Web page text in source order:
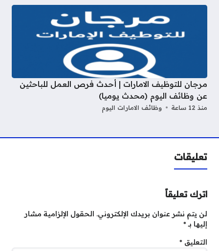
مرجان للتوظيف الامارات | أحدث فرص العمل للباحثين
عن وظائف اليوم (محدث يوميا)
منذ 12 ساعة وظائف الامارات اليوم
تعليقات
اترك تعليقاً
لن يتم نشر عنوان بريدك الإلكتروني. الحقول الإلزامية مشار
إليها بـ*
التعليق *